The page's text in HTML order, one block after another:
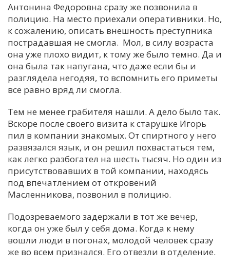
Антонина Федоровна сразу же позвонила в
полицию. На место приехали оперативники. Но,
к сожалению, описать внешность преступника
пострадавшая не смогла. Мол, в силу возраста
она уже плохо видит, к тому же было темно. Да и
она была так напугана, что даже если бы и
разглядела негодяя, то вспомнить его приметы
все равно вряд ли смогла.
Тем не менее грабителя нашли. А дело было так.
Вскоре после своего визита к старушке Игорь
пил в компании знакомых. От спиртного у него
развязался язык, и он решил похвастаться тем,
как легко разбогател на шесть тысяч. Но один из
присутствовавших в той компании, находясь
под впечатлением от откровений
Масленникова, позвонил в полицию.
Подозреваемого задержали в тот же вечер,
когда он уже был у себя дома. Когда к нему
вошли люди в погонах, молодой человек сразу
же во всем признался. Его отвезли в отделение.